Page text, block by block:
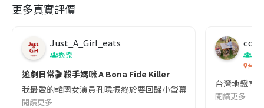
更多真實評價
Just_A_Girl_eats
娛樂
追劇日常🎬 殺手媽咪 A Bona Fide Killer
我最愛的韓國女演員孔曉振終於要回歸小螢幕啦!這次的劇本改編
閱讀更多
co
吹
台灣
台灣地鐵宣
閱讀更多